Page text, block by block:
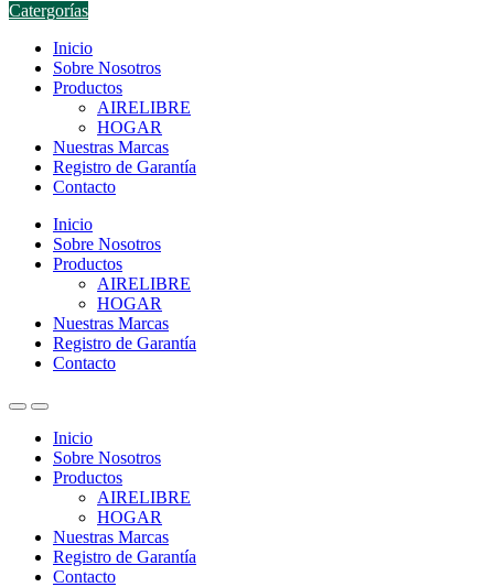
Catergorías
Inicio
Sobre Nosotros
Productos
AIRELIBRE
HOGAR
Nuestras Marcas
Registro de Garantía
Contacto
Inicio
Sobre Nosotros
Productos
AIRELIBRE
HOGAR
Nuestras Marcas
Registro de Garantía
Contacto
Inicio
Sobre Nosotros
Productos
AIRELIBRE
HOGAR
Nuestras Marcas
Registro de Garantía
Contacto